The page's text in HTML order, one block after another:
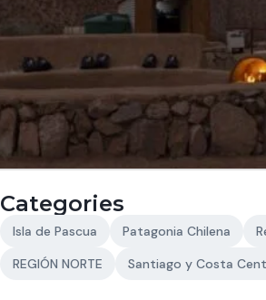
Categories
Isla de Pascua Patagonia Chilena
REGIÓN NORTE
Santiago y Costa